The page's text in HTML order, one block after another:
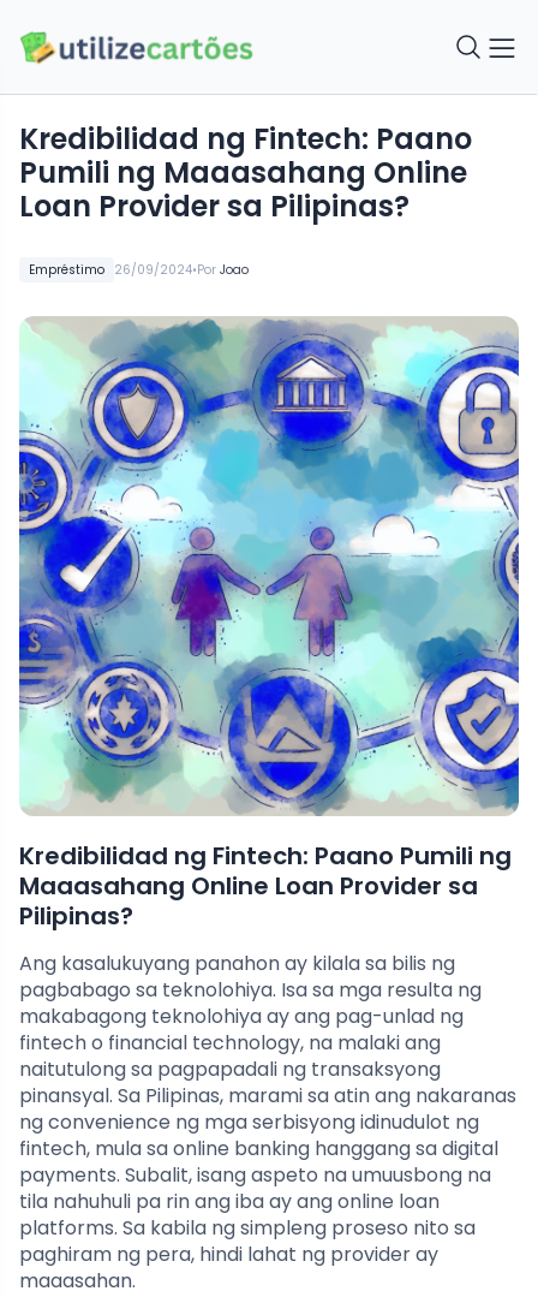
Empréstimo 26/09/2024•Por Joao
Kredibilidad ng Fintech: Paano
Pumili ng Maaasahang Online
Loan Provider sa Pilipinas?
Kredibilidad ng Fintech: Paano Pumili ng
Maaasahang Online Loan Provider sa
Pilipinas?
Ang kasalukuyang panahon ay kilala sa bilis ng
pagbabago sa teknolohiya. Isa sa mga resulta ng
makabagong teknolohiya ay ang pag-unlad ng
fintech o financial technology, na malaki ang
naitutulong sa pagpapadali ng transaksyong
pinansyal. Sa Pilipinas, marami sa atin ang nakaranas
ng convenience ng mga serbisyong idinudulot ng
fintech, mula sa online banking hanggang sa digital
payments. Subalit, isang aspeto na umuusbong na
tila nahuhuli pa rin ang iba ay ang online loan
platforms. Sa kabila ng simpleng proseso nito sa
paghiram ng pera, hindi lahat ng provider ay
maaasahan.